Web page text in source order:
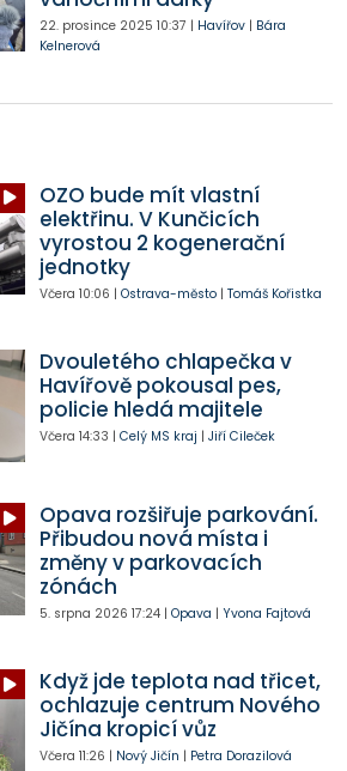
22. prosince 2025 10:37 | Havířov| Bára
Kelnerová
OZO bude mít vlastní
elektřinu. V Kunčicích
vyrostou 2 kogenerační
jednotky
Včera 10:06 | Ostrava-město| Tomáš Kořistka
Dvouletého chlapečka v
Havířově pokousal pes,
policie hledá majitele
Včera 14:33 | Celý MS kraj | Jiří Cileček
Opava rozšiřuje parkování.
Přibudou nová místa i
změny v parkovacích
zónách
5. srpna 2026 17:24| Opava | Yvona Fajtová
Když jde teplota nad třicet,
ochlazuje centrum Nového
Jičína kropicí vůz
Včera 11:26 | Nový Jičín | Petra Dorazilová